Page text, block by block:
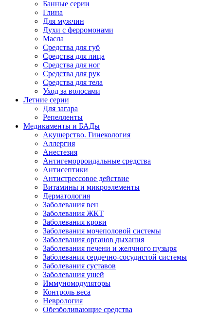
Банные серии
Глина
Для мужчин
Духи с ферромонами
Масла
Средства для губ
Средства для лица
Средства для ног
Средства для рук
Средства для тела
Уход за волосами
Летние серии
Для загара
Репелленты
Медикаменты и БАДы
Акушерство. Гинекология
Аллергия
Анестезия
Антигеморроидальные средства
Антисептики
Антистрессовое действие
Витамины и микроэлементы
Дерматология
Заболевания вен
Заболевания ЖКТ
Заболевания крови
Заболевания мочеполовой системы
Заболевания органов дыхания
Заболевания печени и желчного пузыря
Заболевания сердечно-сосудистой системы
Заболевания суставов
Заболевания ушей
Иммуномодуляторы
Контроль веса
Неврология
Обезболивающие средства